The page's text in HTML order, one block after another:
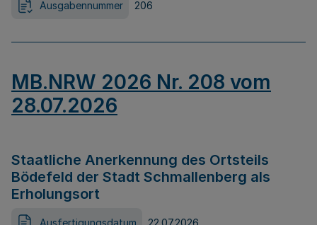
Ausgabennummer 206
MB.NRW 2026 Nr. 208 vom
28.07.2026
Staatliche Anerkennung des Ortsteils
Bödefeld der Stadt Schmallenberg als
Erholungsort
Ausfertigungsdatum 22.07.2026